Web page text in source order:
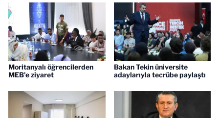
Moritanyalı öğrencilerden
MEB'e ziyaret
Bakan Tekin üniversite
adaylarıyla tecrübe paylaştı